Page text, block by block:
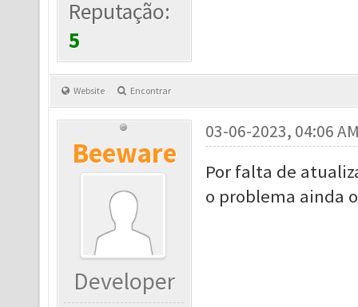
Reputação:
5
Website Encontrar
Beeware
Developer
03-06-2023, 04:06
Por falta de
o problema ainda